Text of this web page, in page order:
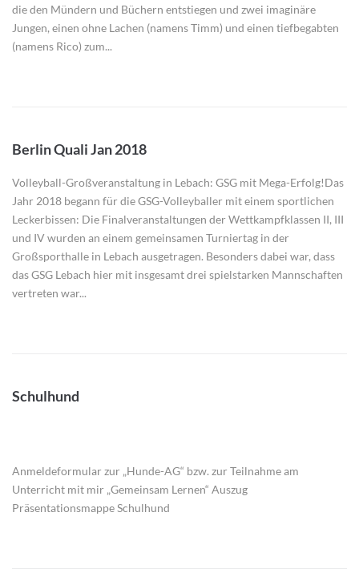
die den Mündern und Büchern entstiegen und zwei imaginäre
Jungen, einen ohne Lachen (namens Timm) und einen tiefbegabten
(namens Rico) zum...
Berlin Quali Jan 2018
Volleyball-Großveranstaltung in Lebach: GSG mit Mega-Erfolg!Das
Jahr 2018 begann für die GSG-Volleyballer mit einem sportlichen
Leckerbissen: Die Finalveranstaltungen der Wettkampfklassen II, III
und IV wurden an einem gemeinsamen Turniertag in der
Großsporthalle in Lebach ausgetragen. Besonders dabei war, dass
das GSG Lebach hier mit insgesamt drei spielstarken Mannschaften
vertreten war...
Schulhund
Anmeldeformular zur „Hunde-AG“ bzw. zur Teilnahme am
Unterricht mit mir „Gemeinsam Lernen“ Auszug
Präsentationsmappe Schulhund